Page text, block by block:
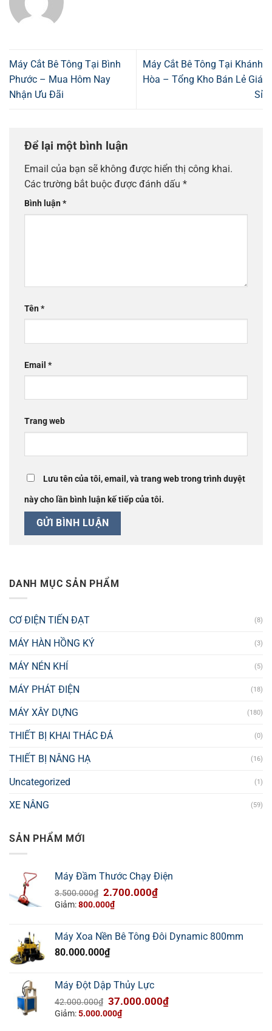
Máy Cắt Bê Tông Tại Bình
Phước – Mua Hôm Nay
Nhận Ưu Đãi
Máy Cắt Bê Tông Tại Khánh
Hòa – Tổng Kho Bán Lẻ Giá
Sỉ
Để lại một bình luận
Email của bạn sẽ không được hiển thị công khai.
Các trường bắt buộc được đánh dấu *
Bình luận*
Tên*
Email *
Trang web
Lưu tên của tôi, email, và trang web trong trình duyệt
này cho lần bình luận kế tiếp của tôi.
DANH MỤC SẢN PHẨM
CƠ ĐIỆN TIẾN ĐẠT (8)
MÁY HÀN HỒNG KÝ (3)
MÁY NÉN KHÍ (5)
MÁY PHÁT ĐIỆN (18)
MÁY XÂY DỰNG (180)
THIẾT BỊ KHAI THÁC ĐÁ (0)
THIẾT BỊ NÂNG HẠ (16)
Uncategorized (1)
XE NÂNG (59)
SẢN PHẨM MỚI
Máy Đầm Thước Chạy Điện
3.500.000₫ Giá
gốc
3.500.000₫.
2.700.000₫Giá
là:
2.700.000₫.
Giảm:800.000₫
Máy Xoa Nền Bê Tông Đôi Dynamic 800mm
80.000.000₫
Máy Đột Dập Thủy Lực
42.000.000₫ Giá
gốc
37.000.000₫Giá
Giảm:5.000.000₫